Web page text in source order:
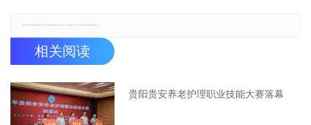
相关阅读
贵阳贵安养老护理职业技能大赛落幕